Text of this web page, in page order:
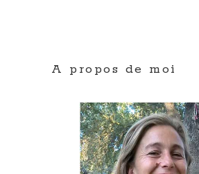
A propos de moi